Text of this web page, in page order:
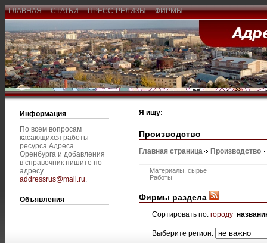
ГЛАВНАЯ СТАТЬИ ПРЕСС-РЕЛИЗЫ ФИРМЫ
Информация
По всем вопросам
касающихся работы
ресурса Адреса
Оренбурга и добавления
в справочник пишите по
адресу
addressrus@mail.ru.
Объявления
Я ищу:
Производство
Главная страница Производство
Материалы, сырье
Работы
Фирмы раздела
Сортировать по: городу
Выберите регион: